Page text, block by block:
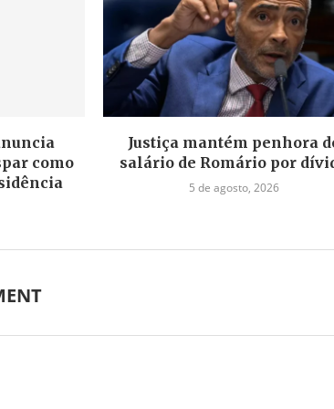
como
Justiça mantém penhora
salário de Romário por
5 de agosto, 2026